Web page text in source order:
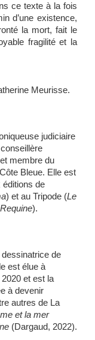
ce texte à la fois
d’une existence,
la mort, fait le
fragilité et la
Meurisse.
judiciaire
membre du
Bleue. Elle est
éditions de
) et au Tripode (Le
).
de
est élue à
et est la
à devenir
autres de La
et la mer
(Dargaud, 2022).